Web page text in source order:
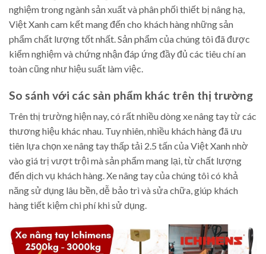
nghiệm trong ngành sản xuất và phân phối thiết bị nâng hạ,
Việt Xanh cam kết mang đến cho khách hàng những sản
phẩm chất lượng tốt nhất. Sản phẩm của chúng tôi đã được
kiểm nghiệm và chứng nhận đáp ứng đầy đủ các tiêu chí an
toàn cũng như hiệu suất làm việc.
So sánh với các sản phẩm khác trên thị trường
Trên thị trường hiện nay, có rất nhiều dòng xe nâng tay từ các
thương hiệu khác nhau. Tuy nhiên, nhiều khách hàng đã ưu
tiên lựa chọn xe nâng tay thấp tải 2.5 tấn của Việt Xanh nhờ
vào giá trị vượt trội mà sản phẩm mang lại, từ chất lượng
đến dịch vụ khách hàng. Xe nâng tay của chúng tôi có khả
năng sử dụng lâu bền, dễ bảo trì và sửa chữa, giúp khách
hàng tiết kiệm chi phí khi sử dụng.